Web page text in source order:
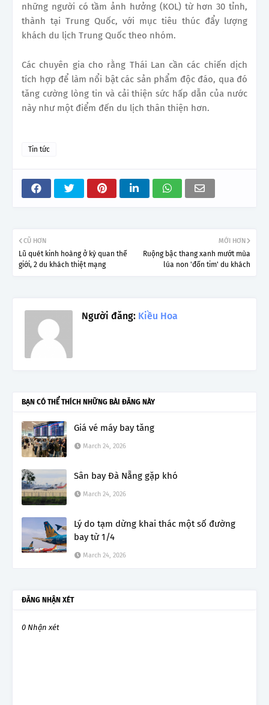
những người có tầm ảnh hưởng (KOL) từ hơn 30 tỉnh,
thành tại Trung Quốc, với mục tiêu thúc đẩy lượng
khách du lịch Trung Quốc theo nhóm.
Các chuyên gia cho rằng Thái Lan cần các chiến dịch
tích hợp để làm nổi bật các sản phẩm độc đáo, qua đó
tăng cường lòng tin và cải thiện sức hấp dẫn của nước
này như một điểm đến du lịch thân thiện hơn.
Tin tức
MỚI HƠN
Ruộng bậc thang xanh mướt mùa
lúa non 'đốn tim' du khách
CŨ HƠN
Lũ quét kinh hoàng ở kỳ quan thế
giới, 2 du khách thiệt mạng
Người đăng: Kiều Hoa
BẠN CÓ THỂ THÍCH NHỮNG BÀI ĐĂNG NÀY
Giá vé máy bay tăng
March 24, 2026
Sân bay Đà Nẵng gặp khó
March 24, 2026
Lý do tạm dừng khai thác một số đường
bay từ 1/4
March 24, 2026
ĐĂNG NHẬN XÉT
0 Nhận xét